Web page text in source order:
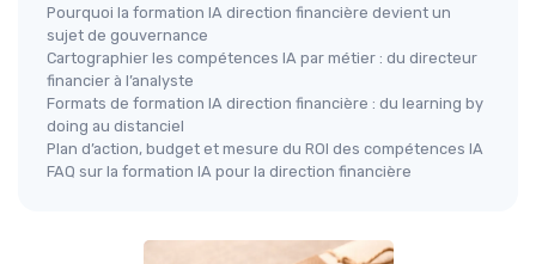
Pourquoi la formation IA direction financière devient un
sujet de gouvernance
Cartographier les compétences IA par métier : du directeur
financier à l’analyste
Formats de formation IA direction financière : du learning by
doing au distanciel
Plan d’action, budget et mesure du ROI des compétences IA
FAQ sur la formation IA pour la direction financière